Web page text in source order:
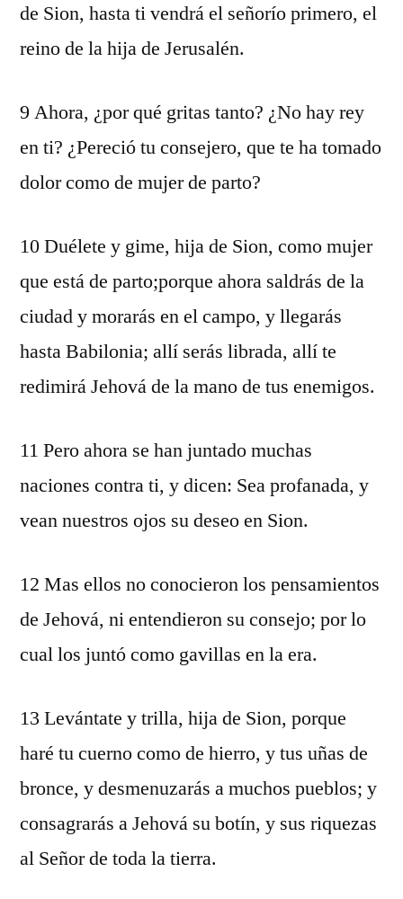
de Sion, hasta ti vendrá el señorío primero, el
reino de la hija de Jerusalén.
9 Ahora, ¿por qué gritas tanto? ¿No hay rey
en ti? ¿Pereció tu consejero, que te ha tomado
dolor como de mujer de parto?
10 Duélete y gime, hija de Sion, como mujer
que está de parto;porque ahora saldrás de la
ciudad y morarás en el campo, y llegarás
hasta Babilonia; allí serás librada, allí te
redimirá Jehová de la mano de tus enemigos.
11 Pero ahora se han juntado muchas
naciones contra ti, y dicen: Sea profanada, y
vean nuestros ojos su deseo en Sion.
12 Mas ellos no conocieron los pensamientos
de Jehová, ni entendieron su consejo; por lo
cual los juntó como gavillas en la era.
13 Levántate y trilla, hija de Sion, porque
haré tu cuerno como de hierro, y tus uñas de
bronce, y desmenuzarás a muchos pueblos; y
consagrarás a Jehová su botín, y sus riquezas
al Señor de toda la tierra.